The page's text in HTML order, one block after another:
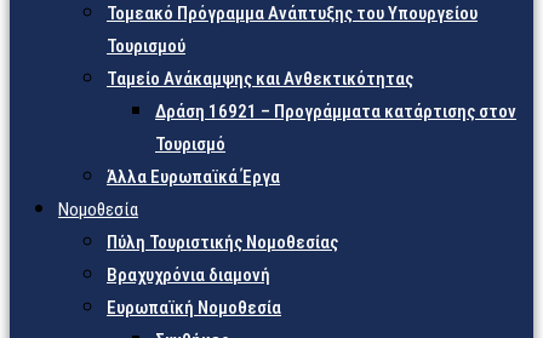
Τομεακό Πρόγραμμα Ανάπτυξης του Υπουργείου
Τουρισμού
Ταμείο Ανάκαμψης και Ανθεκτικότητας
Δράση 16921 – Προγράμματα κατάρτισης στον
Τουρισμό
Άλλα Ευρωπαϊκά Έργα
Νομοθεσία
Πύλη Τουριστικής Νομοθεσίας
Βραχυχρόνια διαμονή
Ευρωπαϊκή Νομοθεσία